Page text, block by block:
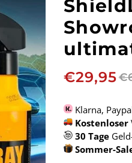
€29,95
Klarna,
Kostenloser
30 Tage
Sommer-